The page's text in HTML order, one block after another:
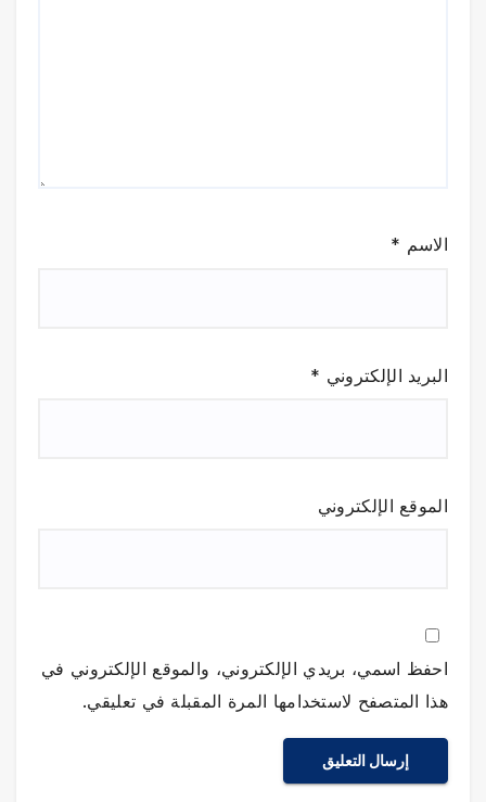
الاسم *
البريد الإلكتروني *
الموقع الإلكتروني
احفظ اسمي، بريدي الإلكتروني، والموقع الإلكتروني في
هذا المتصفح لاستخدامها المرة المقبلة في تعليقي.